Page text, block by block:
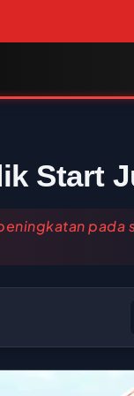
Start
pada